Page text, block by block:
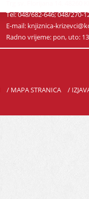
Tel: 048/682-646; 048/270-
E-mail: knjiznica-
Radno vrijeme: pon, uto:
/ MAPA STRANICA /